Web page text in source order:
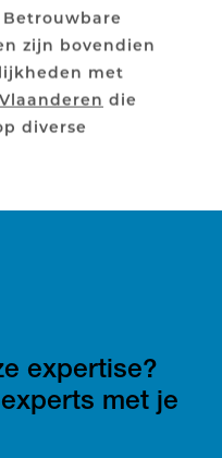
zijn bovendien
met
die
diverse
expertise?
met je